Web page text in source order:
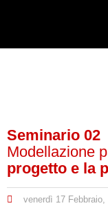
Seminario 02
Modellazione
progetto e la
venerdì 17 Febbraio,